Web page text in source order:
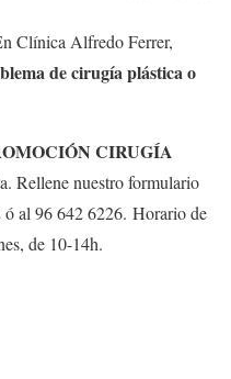
Clínica Alfredo Ferrer,
de cirugía plástica o
CIRUGÍA
Rellene nuestro formulario
al 96 642 6226. Horario de
de 10-14h.